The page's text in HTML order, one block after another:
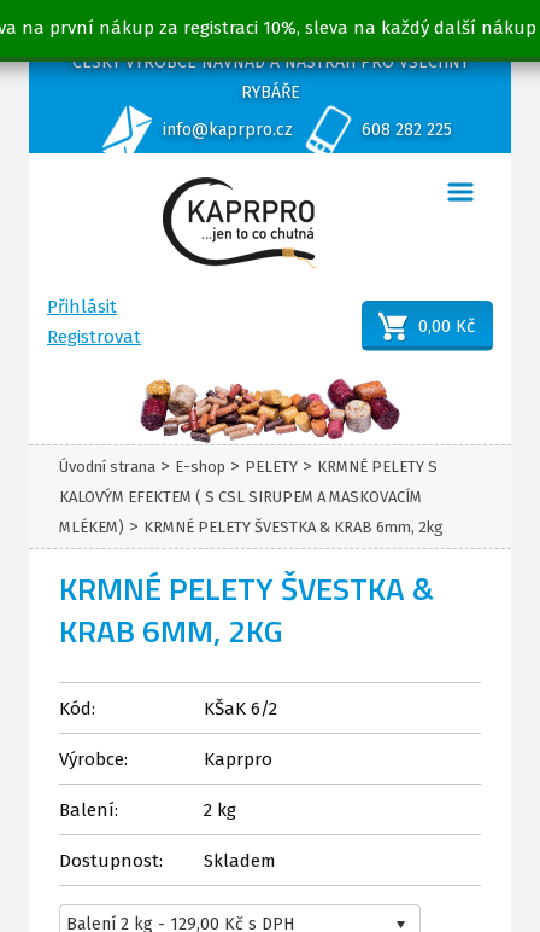
na první nákup za registraci 10%, sleva na každý další nákup
ČESKÝ VÝROBCE NÁVNAD A NÁSTRAH PRO VŠECHNY
RYBÁŘE
info@kaprpro.cz
608 282 225
Přihlásit
Registrovat
0,00 Kč
Úvodní strana > E-shop > PELETY > KRMNÉ PELETY S
KALOVÝM EFEKTEM ( S CSL SIRUPEM A MASKOVACÍM
MLÉKEM) > KRMNÉ PELETY ŠVESTKA & KRAB 6mm, 2kg
KRMNÉ PELETY ŠVESTKA &
KRAB 6MM, 2KG
Kód: KŠaK 6/2
Výrobce: Kaprpro
Balení: 2 kg
Dostupnost: Skladem